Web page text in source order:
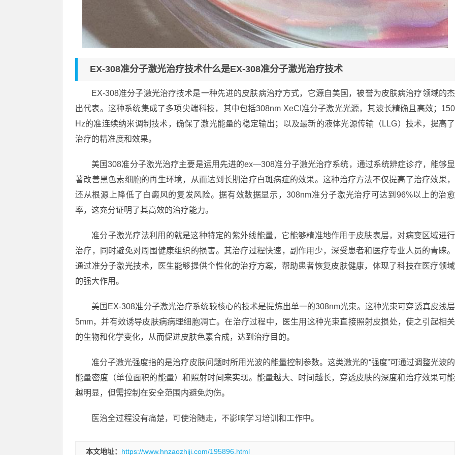
EX-308准分子激光治疗技术什么是EX-308准分子激光治疗技术
EX-308准分子激光治疗技术是一种先进的皮肤病治疗方式，它源自美国，被誉为皮肤病治疗领域的杰
出代表。这种系统集成了多项尖端科技，其中包括308nm XeCI准分子激光光源，其波长精确且高效；150
Hz的准连续纳米调制技术，确保了激光能量的稳定输出；以及最新的液体光源传输（LLG）技术，提高了
治疗的精准度和效果。
美国308准分子激光治疗主要是运用先进的ex—308准分子激光治疗系统，通过系统辨症诊疗，能够显
著改善黑色素细胞的再生环境，从而达到长期治疗白斑病症的效果。这种治疗方法不仅提高了治疗效果，
还从根源上降低了白癜风的复发风险。据有效数据显示，308nm准分子激光治疗可达到96%以上的治愈
率，这充分证明了其高效的治疗能力。
准分子激光疗法利用的就是这种特定的紫外线能量，它能够精准地作用于皮肤表层，对病变区域进行
治疗，同时避免对周围健康组织的损害。其治疗过程快速，副作用少，深受患者和医疗专业人员的青睐。
通过准分子激光技术，医生能够提供个性化的治疗方案，帮助患者恢复皮肤健康，体现了科技在医疗领域
的强大作用。
美国EX-308准分子激光治疗系统较核心的技术是提炼出单一的308nm光束。这种光束可穿透真皮浅层
5mm，并有效诱导皮肤病病理细胞凋亡。在治疗过程中，医生用这种光束直接照射皮损处，使之引起相关
的生物和化学变化，从而促进皮肤色素合成，达到治疗目的。
准分子激光强度指的是治疗皮肤问题时所用光波的能量控制参数。这类激光的“强度”可通过调整光波的
能量密度（单位面积的能量）和照射时间来实现。能量越大、时间越长，穿透皮肤的深度和治疗效果可能
越明显，但需控制在安全范围内避免灼伤。
医治全过程没有痛楚，可使治随走，不影响学习培训和工作中。
本文地址： https://www.hnzaozhiji.com/195896.html